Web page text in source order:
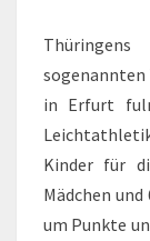
sogenannten
in Erfurt
Kinder für
Mädchen
um Punkte